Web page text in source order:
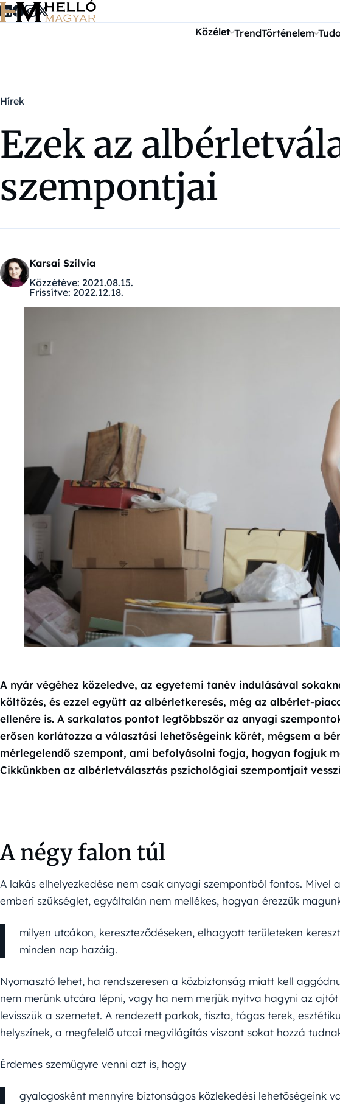
Ugrás a tartalomra
Közélet TrendTörténelem
Hírek
Ezek az
szempontjai
Karsai Szilvia
Közzétéve: 2021.08.15.
Frissítve: 2022.12.18.
A nyár végéhez közeledve, az egyetemi tanév indulásával
költözés, és ezzel együtt az albérletkeresés, még az albérlet-
ellenére is. A sarkalatos pontot legtöbbször az anyagi
erősen korlátozza a választási lehetőségeink körét, mégsem a
mérlegelendő szempont, ami befolyásolni fogja, hogyan fogjuk
Cikkünkben az albérletválasztás pszichológiai szempontjait
A négy falon túl
A lakás elhelyezkedése nem csak anyagi szempontból fontos. Mivel
emberi szükséglet, egyáltalán nem mellékes, hogyan érezzük
milyen utcákon, kereszteződéseken, elhagyott területeken
minden nap hazáig.
Nyomasztó lehet, ha rendszeresen a közbiztonság miatt kell
nem merünk utcára lépni, vagy ha nem merjük nyitva hagyni az
levisszük a szemetet. A rendezett parkok, tiszta, tágas terek,
helyszínek, a megfelelő utcai megvilágítás viszont sokat hozzá
Érdemes szemügyre venni azt is, hogy
gyalogosként mennyire biztonságos közlekedési lehetőségeink